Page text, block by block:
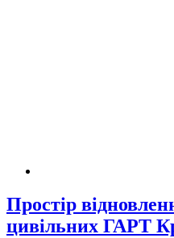
Простір
цивільних ГАРТ